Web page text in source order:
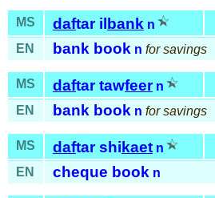
MS daftar il bank n
EN bank book n for savings
MS daftar tawfeer n
EN bank book n for savings
MS daftar shi kaet n
EN cheque book n